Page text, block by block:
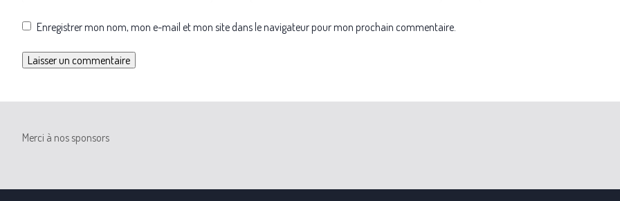
Enregistrer mon nom, mon e-mail et mon site dans le navigateur pour mon prochain commentaire.
Merci à nos sponsors